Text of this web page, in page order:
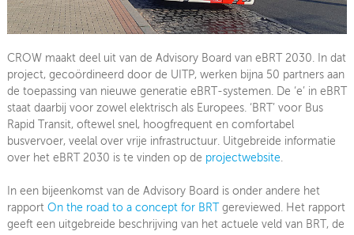
CROW maakt deel uit van de Advisory Board van eBRT 2030. In dat
project, gecoördineerd door de UITP, werken bijna 50 partners aan
de toepassing van nieuwe generatie eBRT-systemen. De ‘e’ in eBRT
staat daarbij voor zowel elektrisch als Europees. ‘BRT’ voor Bus
Rapid Transit, oftewel snel, hoogfrequent en comfortabel
busvervoer, veelal over vrije infrastructuur. Uitgebreide informatie
over het eBRT 2030 is te vinden op de projectwebsite.
In een bijeenkomst van de Advisory Board is onder andere het
rapport On the road to a concept for BRT
gereviewed. Het rapport
geeft een uitgebreide beschrijving van het actuele veld van BRT, de